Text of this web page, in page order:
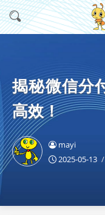
揭秘微信分
高效！
mayi
2025-05-13